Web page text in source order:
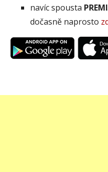
navíc spousta
dočasně naprosto